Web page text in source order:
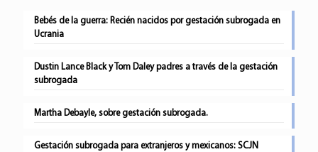
Bebés de la guerra: Recién nacidos por gestación subrogada en
Ucrania
Dustin Lance Black y Tom Daley padres a través de la gestación
subrogada
Martha Debayle, sobre gestación subrogada.
Gestación subrogada para extranjeros y mexicanos: SCJN